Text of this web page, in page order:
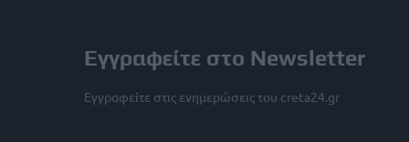
Εγγραφείτε στο Newsletter
Εγγραφείτε στις ενημερώσεις του creta24.gr